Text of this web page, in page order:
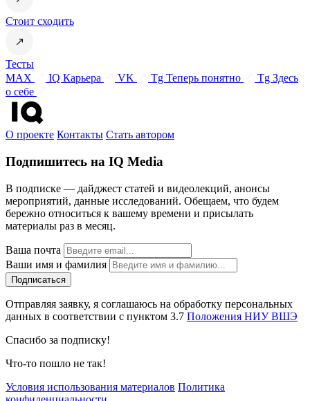
Стоит сходить
Тесты
MAX
IQ Карьера VK Tg Теперь понятно
Tg Здесь
о себе
О проекте Контакты Стать автором
Подпишитесь на IQ Media
В подписке — дайджест статей и видеолекций, анонсы
мероприятий, данные исследований. Обещаем, что будем
бережно относиться к вашему времени и присылать
материалы раз в месяц.
Ваша почта
Ваши имя и фамилия
Отправляя заявку, я соглашаюсь на обработку персональных
данных в соответствии с пунктом 3.7 Положения НИУ ВШЭ
Спасибо за подписку!
Что-то пошло не так!
Условия использования материалов Политика